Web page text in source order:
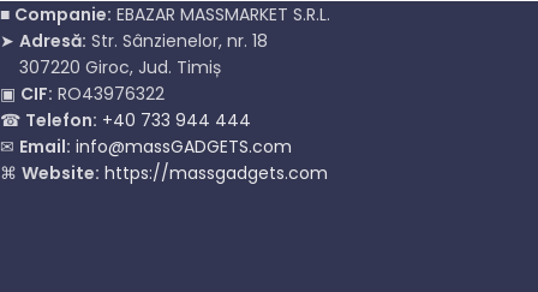
■ Companie: EBAZAR MASSMARKET S.R.L.
➤ Adresă: Str. Sânzienelor, nr. 18
307220 Giroc, Jud. Timiș
▣ CIF: RO43976322
☎ Telefon: +40 733 944 444
✉ Email: info@massGADGETS.com
⌘ Website: https://massgadgets.com